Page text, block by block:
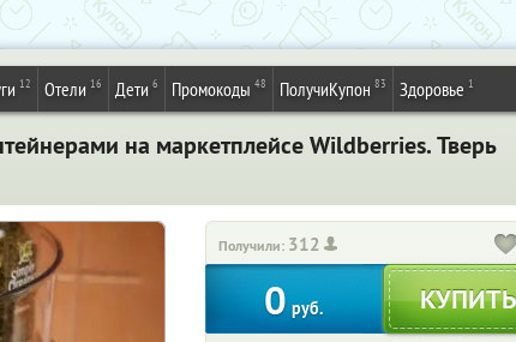
12 Отели 16 Дети 6 Промокоды 48 ПолучиКупон 83 Здоровье 1
на маркетплейсе Wildberries. Тверь
Получили: 312
0 руб.